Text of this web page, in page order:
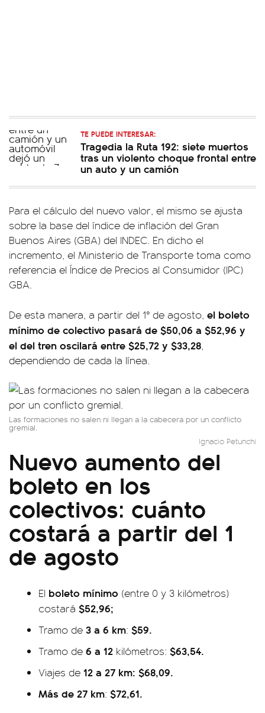
TE PUEDE INTERESAR:
Tragedia la Ruta 192: siete muertos
tras un violento choque frontal entre
un auto y un camión
Para el cálculo del nuevo valor, el mismo se ajusta
sobre la base del índice de inflación del Gran
Buenos Aires (GBA) del INDEC. En dicho el
incremento, el Ministerio de Transporte toma como
referencia el Índice de Precios al Consumidor (IPC)
GBA.
De esta manera, a partir del 1° de agosto, el boleto
mínimo de colectivo pasará de $50,06 a $52,96 y
el del tren oscilará entre $25,72 y $33,28,
dependiendo de cada la línea.
Las formaciones no salen ni llegan a la cabecera por un conflicto
gremial.
Ignacio Petunchi
Nuevo aumento del
boleto en los
colectivos: cuánto
costará a partir del 1
de agosto
El boleto mínimo (entre 0 y 3 kilómetros)
costará $52,96;
Tramo de 3 a 6 km: $59.
Tramo de 6 a 12 kilómetros: $63,54.
Viajes de 12 a 27 km: $68,09.
Más de 27 km: $72,61.